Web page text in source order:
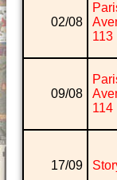
02/08
113
09/08
114
17/09